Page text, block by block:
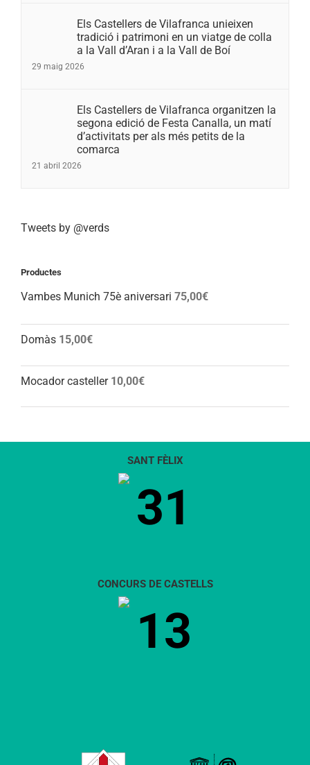
Els Castellers de Vilafranca unieixen
tradició i patrimoni en un viatge de colla
a la Vall d’Aran i a la Vall de Boí
29 maig 2026
Els Castellers de Vilafranca organitzen la
segona edició de Festa Canalla, un matí
d’activitats per als més petits de la
comarca
21 abril 2026
Tweets by @verds
Productes
Vambes Munich 75è aniversari 75,00€
Domàs 15,00€
Mocador casteller 10,00€
SANT FÈLIX
31
CONCURS DE CASTELLS
13